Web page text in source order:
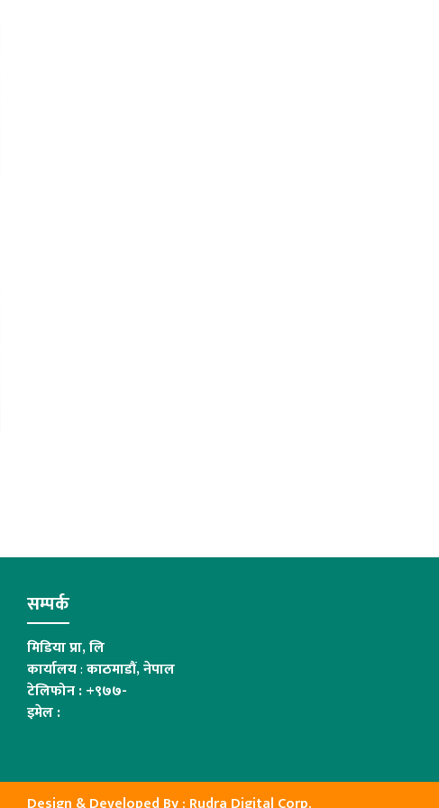
सम्पर्क
मिडिया प्रा, लि
कार्यालय:काठमाडौं, नेपाल
टेलिफोन : +९७७-
इमेल :